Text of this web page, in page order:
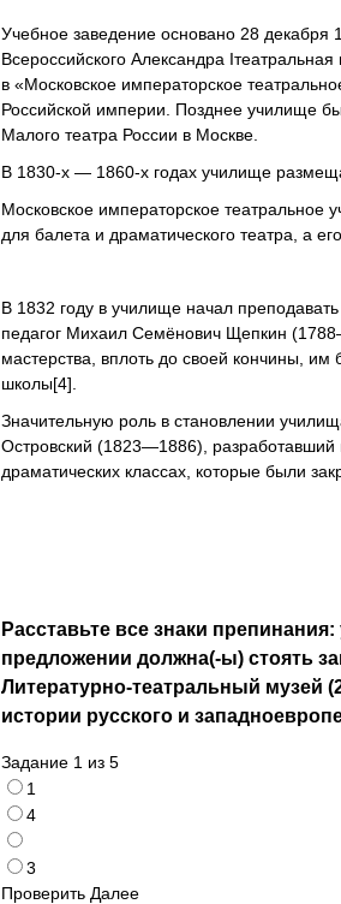
Учебное заведение основано 28 декабря
Всероссийского Александра
в «Московское императорское
Российской империи. Позднее училище
Малого театра России в Москве.
В 1830-х — 1860-х годах училище
Московское императорское театральное
для балета и драматического театра, а
В 1832 году в училище начал
педагог Михаил Семёнович Щепкин
мастерства, вплоть до своей кончины,
школы[4].
Значительную роль в становлении
Островский (1823—1886), разработавший
драматических классах, которые были
Расставьте все знаки
предложении должна(-ы) стоять
Литературно-театральный музей
истории русского и
Задание 1 из 5
1
4
3
Проверить Далее